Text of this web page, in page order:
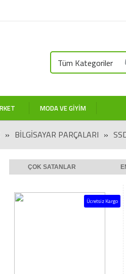
Tüm Kategoriler
MODA VE GIYIM
» BİLGİSAYAR PARÇALARI »
ÇOK SATANLAR
Ücretsiz Kargo